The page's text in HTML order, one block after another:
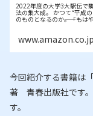
2022年度の大学3大駅伝で
法の集大成。 かつて“平成
のものとなるのか――。「も
www.amazon.co.jp
今回紹介する書籍は
著 青春出版社です
す。